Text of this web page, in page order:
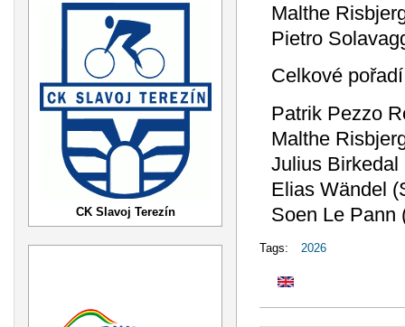
CK Slavoj Terezín
Malthe
Pietro
Celkové
Patrik Pezzo
Malthe
Julius
Elias Wändel
Soen Le
Tags: 2026